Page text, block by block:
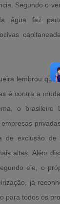
Segundo o
água faz
lembrou que
é contra a
o brasileiro
de exclusão de
altas. Além
ele, o
já
para todos os